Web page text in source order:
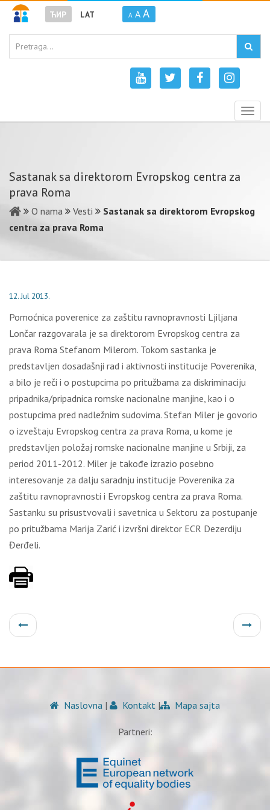
ЋИР LAT A A A
Sastanak sa direktorom Evropskog centra za
prava Roma
O nama Vesti
Sastanak sa direktorom Evropskog
centra za prava Roma
12. Jul 2013.
Pomoćnica poverenice za zaštitu ravnopravnosti Ljiljana
Lončar razgovarala je sa direktorom Evropskog centra za
prava Roma Stefanom Milerom. Tokom sastanka je
predstavljen dosadašnji rad i aktivnosti institucije Poverenika,
a bilo je reči i o postupcima po pritužbama za diskriminaciju
pripadnika/pripadnica romske nacionalne manjine, kao i o
postupcima pred nadležnim sudovima. Stefan Miler je govorio
o izveštaju Evropskog centra za prava Roma, u kome je
predstavljen položaj romske nacionalne manjine u Srbiji, za
period 2011-2012. Miler je takođe izrazio posebno
interesovanje za dalju saradnju institucije Poverenika za
zaštitu ravnopravnosti i Evropskog centra za prava Roma.
Sastanku su prisustvovali i savetnica u Sektoru za postupanje
po pritužbama Marija Zarić i izvršni direktor ECR Dezerdiju
Đerđeli.
Naslovna | Kontakt | Mapa sajta
Partneri: